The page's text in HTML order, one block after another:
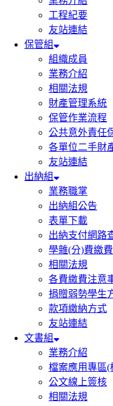
工程紀要
友站連結
保管組
組織成員
業務介紹
相關法規
財產管理系統
保管作業流程
公共意外責任
各單位二手財
友站連結
出納組
業務職掌
出納組公告
表單下載
出納支付網路
學雜(分)費繳
相關法規
各費繳費注意
捐贈弱勢學生
款項繳納方式
友站連結
文書組
業務介紹
檔案應用專區(
公文線上簽核
相關法規